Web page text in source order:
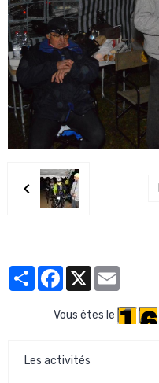
PartagerFacebook
X
Vous êtes le
Les activités